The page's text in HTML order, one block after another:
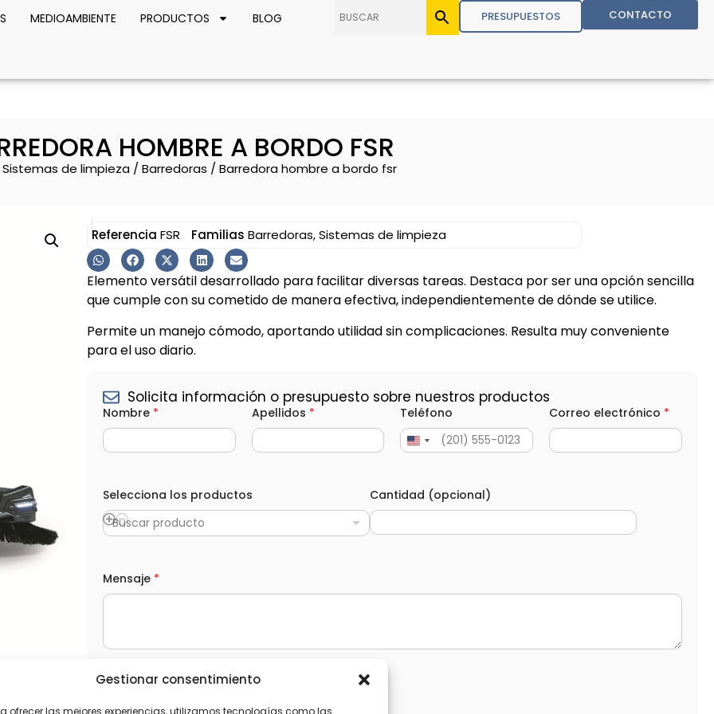
Gestionar consentimiento
ofrecer las mejores experiencias, utilizamos tecnologías como las
MEDIOAMBIENTE PRODUCTOS BLOG PRESUPUESTOS CONTACTO
HOMBRE A BORDO FSR
Sistemas de limpieza/ Barredoras / Barredora hombre a bordo fsr
Referencia FSR Familias Barredoras,Sistemas de limpieza
Elemento versátil desarrollado para facilitar diversas tareas. Destaca por ser una opción sencilla
que cumple con su cometido de manera efectiva, independientemente de dónde se utilice.
Permite un manejo cómodo, aportando utilidad sin complicaciones. Resulta muy conveniente
para el uso diario.
Solicita información o presupuesto sobre nuestros productos
S
e
l
c
o
n
a
M
s
a
j
o
r
e
Nombre * Apellidos * Teléfono Correo electrónico *
Selecciona los productos
Buscar producto
Cantidad (opcional)
Mensaje *
L
P
He leído y acepto laPolítica de privacidad